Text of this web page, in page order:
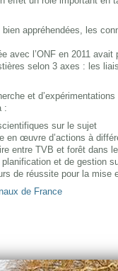
appréhendées, les
avec l’ONF en 2011
selon 3 axes : les
et
:
sur le sujet
en œuvre d’actions à
entre TVB et forêt dans
planification et de gestion
de réussite pour la
de France